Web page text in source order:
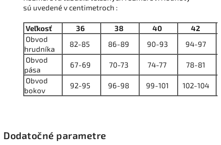
sú uvedené v centimetroch :
Veľkosť 36 38 40
42
Obvod
hrudníka
82-85 86-89 90-93
94-97
Obvod
pása
67-69 70-73 74-77
78-81
Obvod
bokov
92-95 96-98 99-101 102-104
Dodatočné parametre